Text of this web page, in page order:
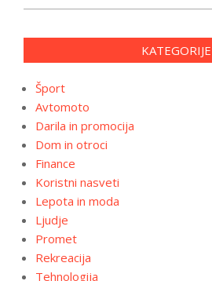
KATEGORIJE
Šport
Avtomoto
Darila in promocija
Dom in otroci
Finance
Koristni nasveti
Lepota in moda
Ljudje
Promet
Rekreacija
Tehnologija